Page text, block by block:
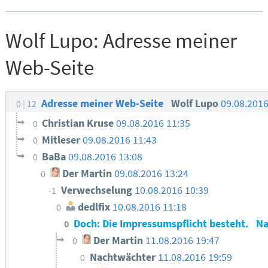
Wolf Lupo: Adresse meiner
Web-Seite
0 12 Adresse meiner Web-Seite Wolf Lupo
0 Christian Kruse09.08.2016 11:35
0 Mitleser09.08.2016 11:43
0 BaBa09.08.2016 13:08
0 Der Martin 09.08.2016 13:24
-1 Verwechselung 10.08.2016 10:39
0 dedlfix 10.08.2016 11:18
0 Doch: Die Impressumspflicht besteht.
0 Der Martin 11.08.2016 19:47
0 Nachtwächter 11.08.2016 19:59